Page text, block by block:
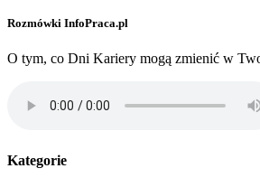
Rozmówki InfoPraca.pl
O tym, co Dni Kariery mogą zmienić w
Kategorie